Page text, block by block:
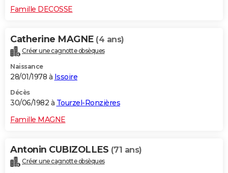
Famille DECOSSE
Catherine MAGNE (4 ans)
Créer une cagnotte obsèques
Naissance
28/01/1978 à Issoire
Décès
30/06/1982 à Tourzel-Ronzières
Famille MAGNE
Antonin CUBIZOLLES (71 ans)
Créer une cagnotte obsèques